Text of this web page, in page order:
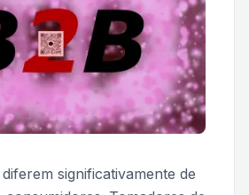
significativamente de